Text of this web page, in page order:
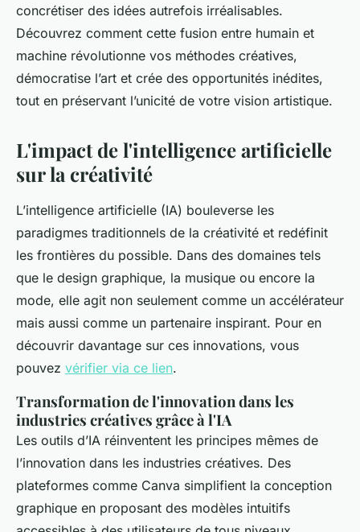
concrétiser des idées autrefois irréalisables.
Découvrez comment cette fusion entre humain et
machine révolutionne vos méthodes créatives,
démocratise l’art et crée des opportunités inédites,
tout en préservant l’unicité de votre vision artistique.
L'impact de l'intelligence artificielle
sur la créativité
L’intelligence artificielle (IA) bouleverse les
paradigmes traditionnels de la créativité et redéfinit
les frontières du possible. Dans des domaines tels
que le design graphique, la musique ou encore la
mode, elle agit non seulement comme un accélérateur
mais aussi comme un partenaire inspirant. Pour en
découvrir davantage sur ces innovations, vous
pouvez vérifier via ce lien.
Transformation de l'innovation dans les
industries créatives grâce à l'IA
Les outils d’IA réinventent les principes mêmes de
l’innovation dans les industries créatives. Des
plateformes comme Canva simplifient la conception
graphique en proposant des modèles intuitifs